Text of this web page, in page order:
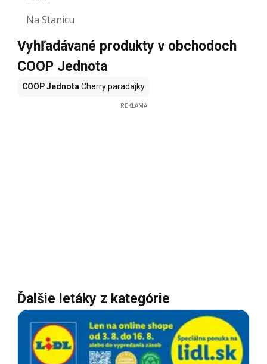
Na Stanicu
Vyhľadávané produkty v obchodoch
COOP Jednota
COOP Jednota Cherry paradajky
REKLAMA
Ďalšie letáky z kategórie